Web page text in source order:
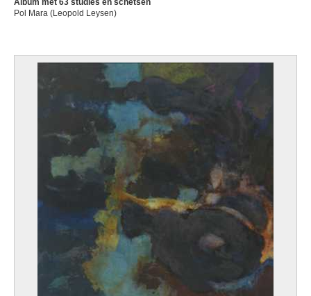
Album met 63 studies en schetsen
Pol Mara (Leopold Leysen)